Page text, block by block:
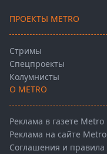
ПРОЕКТЫ METRO
Стримы
Спецпроекты
Колумнисты
О METRO
Реклама в газете Metro
Реклама на сайте Metro
Соглашения и правила